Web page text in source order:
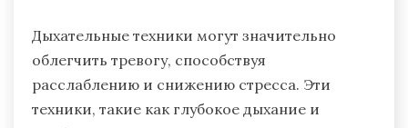
Дыхательные техники могут значительно
облегчить тревогу, способствуя
расслаблению и снижению стресса. Эти
техники, такие как глубокое дыхание и